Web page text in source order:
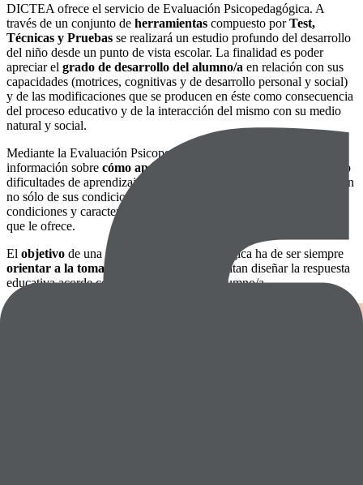
DICTEA ofrece el servicio de Evaluación Psicopedagógica. A
través de un conjunto de herramientas compuesto porTest,
Técnicas y Pruebas se realizará un estudio profundo del desarrollo
del niño desde un punto de vista escolar. La finalidad es poder
apreciar el grado de desarrollo del alumno/a en relación con sus
capacidades (motrices, cognitivas y de desarrollo personal y social)
y de las modificaciones que se producen en éste como consecuencia
del proceso educativo y de la interacción del mismo con su medio
natural y social.
Mediante la Evaluación Psicopedagógica se pretende obtener
información sobre cómo aprende el alumno/a
. Las posibilidades o
dificultades de aprendizaje tienen un carácter interactivo y dependen
no sólo de sus condiciones personales sino también de las
condiciones y características del contexto y la respuesta educativa
que le ofrece.
El objetivo de una Evaluación Psicopedagógica ha de ser siempre
orientar a la toma de decisiones
que permitan diseñar la respuesta
educativa acorde con las necesidades del alumno/a.